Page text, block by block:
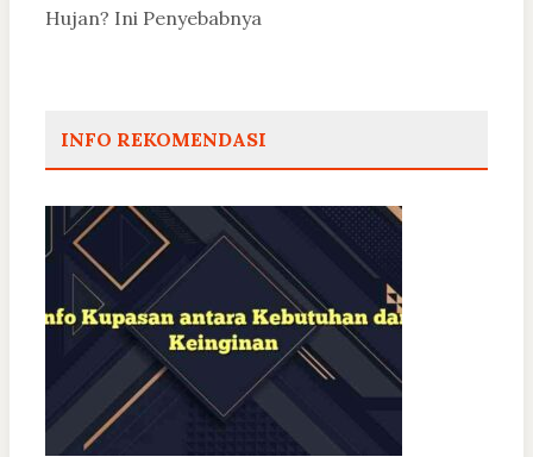
Hujan? Ini Penyebabnya
INFO REKOMENDASI